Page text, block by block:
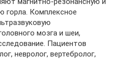
Комплексное
мозга и шеи,
Пациентов
невролог, вертебролог,